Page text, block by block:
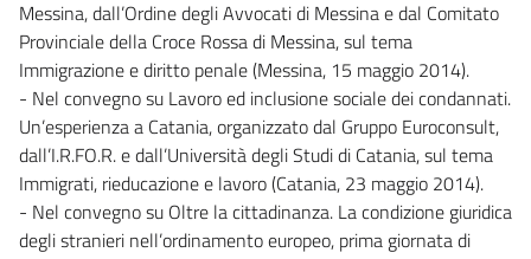
Messina, dall’Ordine degli Avvocati di Messina e dal Comitato
Provinciale della Croce Rossa di Messina, sul tema
Immigrazione e diritto penale (Messina, 15 maggio 2014).
- Nel convegno su Lavoro ed inclusione sociale dei condannati.
Un’esperienza a Catania, organizzato dal Gruppo Euroconsult,
dall’I.R.FO.R. e dall’Università degli Studi di Catania, sul tema
Immigrati, rieducazione e lavoro (Catania, 23 maggio 2014).
- Nel convegno su Oltre la cittadinanza. La condizione giuridica
degli stranieri nell’ordinamento europeo, prima giornata di